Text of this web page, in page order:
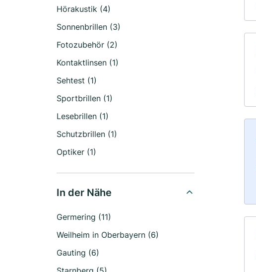
Hörakustik (4)
Sonnenbrillen (3)
Fotozubehör (2)
Kontaktlinsen (1)
Sehtest (1)
Sportbrillen (1)
Lesebrillen (1)
Schutzbrillen (1)
Optiker (1)
In der Nähe
Germering (11)
Weilheim in Oberbayern (6)
Gauting (6)